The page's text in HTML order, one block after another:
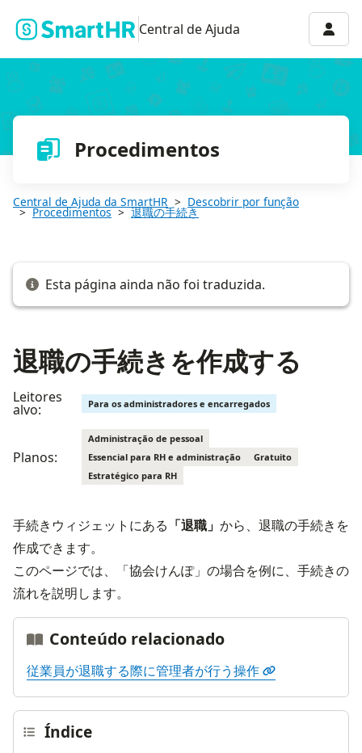
Central de Ajuda
Procedimentos
Central de Ajuda da SmartHR Descobrir por função
Procedimentos 退職の手続き
Esta página ainda não foi traduzida.
退職の手続きを作成する
Leitores
alvo: Para os administradores e encarregados
Planos:
Administração de pessoal
Essencial para RH e administração
Gratuito
Estratégico para RH
手続きウィジェットにある 「退職」 から、退職の手続きを
作成できます。
このページでは、「協会けんぽ」の場合を例に、手続きの
流れを説明します。
Conteúdo relacionado
従業員が退職する際に管理者が行う操作
Índice